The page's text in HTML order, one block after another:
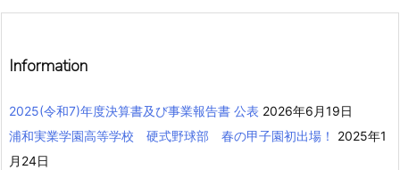
Information
2025(令和7)年度決算書及び事業報告書 公表 2026年6月19日
浦和実業学園高等学校 硬式野球部 春の甲子園初出場！
2025年1
月24日